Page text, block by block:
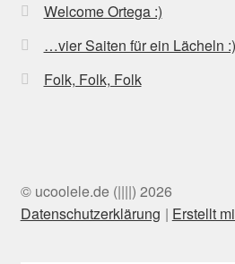
Welcome Ortega :)
…vier Saiten für ein Lächeln :)
Folk, Folk, Folk
© ucoolele.de (||||) 2026
Datenschutzerklärung
Erstellt